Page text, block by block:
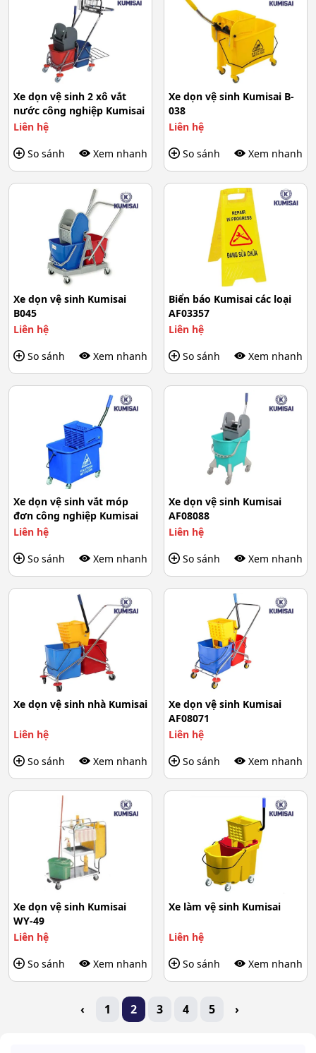
Xe dọn vệ sinh 2 xô vắt
nước công nghiệp Kumisai
Liên hệ
So sánh
Xem nhanh
Xe dọn vệ sinh Kumisai B-
038
Liên hệ
So sánh
Xem nhanh
Xe dọn vệ sinh Kumisai
B045
Liên hệ
So sánh
Xem nhanh
Biển báo Kumisai các loại
AF03357
Liên hệ
So sánh
Xem nhanh
Xe dọn vệ sinh vắt móp
đơn công nghiệp Kumisai
Liên hệ
So sánh
Xem nhanh
Xe dọn vệ sinh Kumisai
AF08088
Liên hệ
So sánh
Xem nhanh
Xe dọn vệ sinh nhà Kumisai
Liên hệ
So sánh
Xem nhanh
Xe dọn vệ sinh Kumisai
AF08071
Liên hệ
So sánh
Xem nhanh
Xe dọn vệ sinh Kumisai
WY-49
Liên hệ
So sánh
Xem nhanh
Xe làm vệ sinh Kumisai
Liên hệ
So sánh
Xem nhanh
‹ 1 2 3 4 5 ›